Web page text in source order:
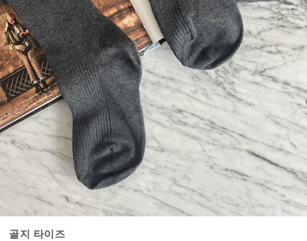
골지 타이즈